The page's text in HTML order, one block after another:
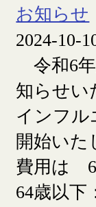
お知らせ
2024-10-
令和6
知らせい
インフル
開始いた
費用は
64歳以下